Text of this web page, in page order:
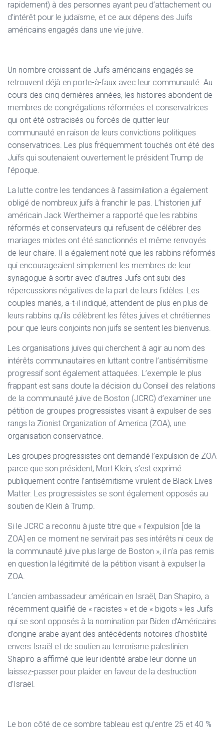
rapidement) à des personnes ayant peu d’attachement ou
d’intérêt pour le judaïsme, et ce aux dépens des Juifs
américains engagés dans une vie juive.
Un nombre croissant de Juifs américains engagés se
retrouvent déjà en porte-à-faux avec leur communauté. Au
cours des cinq dernières années, les histoires abondent de
membres de congrégations réformées et conservatrices
qui ont été ostracisés ou forcés de quitter leur
communauté en raison de leurs convictions politiques
conservatrices. Les plus fréquemment touchés ont été des
Juifs qui soutenaient ouvertement le président Trump de
l’époque.
La lutte contre les tendances à l’assimilation a également
obligé de nombreux juifs à franchir le pas. L’historien juif
américain Jack Wertheimer a rapporté que les rabbins
réformés et conservateurs qui refusent de célébrer des
mariages mixtes ont été sanctionnés et même renvoyés
de leur chaire. Il a également noté que les rabbins réformés
qui encourageaient simplement les membres de leur
synagogue à sortir avec d’autres Juifs ont subi des
répercussions négatives de la part de leurs fidèles. Les
couples mariés, a-t-il indiqué, attendent de plus en plus de
leurs rabbins qu’ils célèbrent les fêtes juives et chrétiennes
pour que leurs conjoints non juifs se sentent les bienvenus.
Les organisations juives qui cherchent à agir au nom des
intérêts communautaires en luttant contre l’antisémitisme
progressif sont également attaquées. L’exemple le plus
frappant est sans doute la décision du Conseil des relations
de la communauté juive de Boston (JCRC) d’examiner une
pétition de groupes progressistes visant à expulser de ses
rangs la Zionist Organization of America (ZOA), une
organisation conservatrice.
Les groupes progressistes ont demandé l’expulsion de ZOA
parce que son président, Mort Klein, s’est exprimé
publiquement contre l’antisémitisme virulent de Black Lives
Matter. Les progressistes se sont également opposés au
soutien de Klein à Trump.
Si le JCRC a reconnu à juste titre que « l’expulsion [de la
ZOA] en ce moment ne servirait pas ses intérêts ni ceux de
la communauté juive plus large de Boston », il n’a pas remis
en question la légitimité de la pétition visant à expulser la
ZOA.
L’ancien ambassadeur américain en Israël, Dan Shapiro, a
récemment qualifié de « racistes » et de « bigots » les Juifs
qui se sont opposés à la nomination par Biden d’Américains
d’origine arabe ayant des antécédents notoires d’hostilité
envers Israël et de soutien au terrorisme palestinien.
Shapiro a affirmé que leur identité arabe leur donne un
laissez-passer pour plaider en faveur de la destruction
d’Israël.
Le bon côté de ce sombre tableau est qu’entre 25 et 40 %